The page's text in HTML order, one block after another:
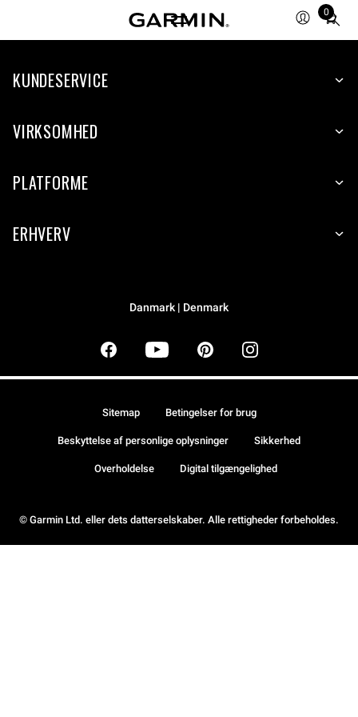
0
Total
items
cart:
KUNDESERVICE
VIRKSOMHED
PLATFORME
ERHVERV
Danmark | Denmark
© Garmin Ltd. eller dets datterselskaber. Alle rettigheder forbeholdes.
Sitemap Betingelser for brug
Beskyttelse af personlige oplysninger Sikkerhed
Overholdelse Digital tilgængelighed